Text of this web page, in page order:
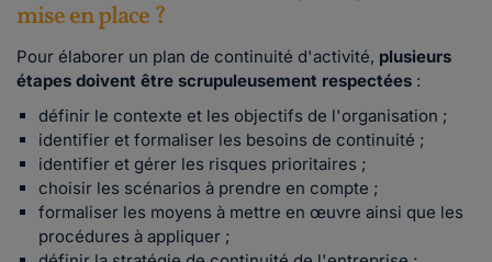
mise en place ?
Pour élaborer un plan de continuité d'activité, plusieurs
étapes doivent être scrupuleusement respectées :
définir le contexte et les objectifs de l'organisation ;
identifier et formaliser les besoins de continuité ;
identifier et gérer les risques prioritaires ;
choisir les scénarios à prendre en compte ;
formaliser les moyens à mettre en œuvre ainsi que les
procédures à appliquer ;